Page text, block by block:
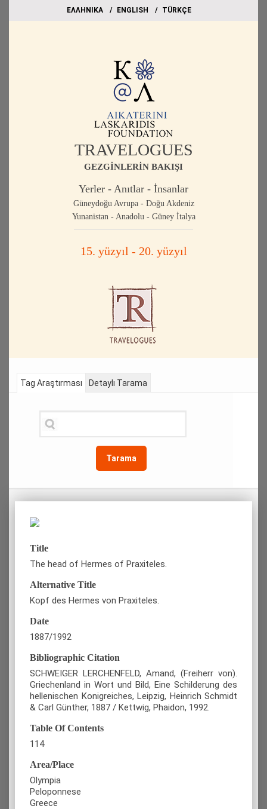
EΛΛΗΝΙΚΑ ΕΝGLISH TÜRKÇE
TRAVELOGUES
GEZGİNLERİN BAKIŞI
Yerler - Anıtlar - İnsanlar
Güneydoğu Avrupa - Doğu Akdeniz
Yunanistan - Anadolu - Güney İtalya
15. yüzyıl - 20. yüzyıl
Tag Araştırması
Tarama
Detaylı Tarama
Title
The head of Hermes of Praxiteles.
Alternative Title
Kopf des Hermes von Praxiteles.
Date
1887/1992
Bibliographic Citation
SCHWEIGER LERCHENFELD, Amand, (Freiherr von).
Griechenland in Wort und Bild, Eine Schilderung des
hellenischen Konigreiches, Leipzig, Heinrich Schmidt
& Carl Günther, 1887 / Kettwig, Phaidon, 1992.
Table Of Contents
114
Area/Place
Olympia
Peloponnese
Greece